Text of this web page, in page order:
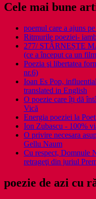
Cele mai bune
poemul care a ajuns
Ritmurile poeziei-
277/ STÂRNEȘTE
(ce a început ca un
Poezia şi libertatea
nr.6)
Ioan Es Pop,
translated in English
O poezie care îți dă
Vică
Energia poeziei la
Ion Zubascu - 100%
O privire necesara
Gellu Naum
Cu respect, Domnule
retrageţi din juriul
poezie de azi cu